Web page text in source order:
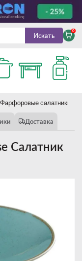
Искать
0
Фарфоровые салатники
Доставка
Салатник